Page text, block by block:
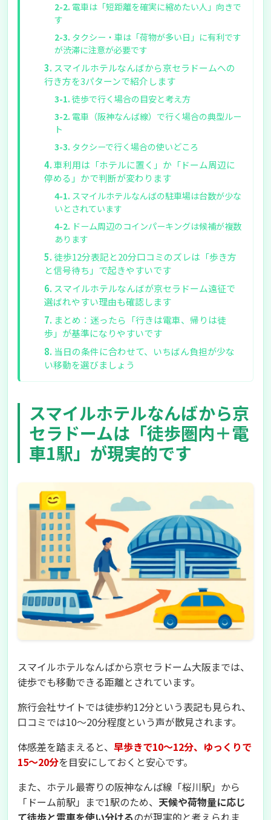
電車は「短距離を確実に縮めたい人」向きで
す
タクシー・車は「荷物が多い日」に有利です
が渋滞に注意が必要です
スマイルホテルなんばから京セラドームへの
行き方を3パターンで紹介します
徒歩で行く場合の目安と考え方
電車（阪神なんば線）で行く場合の典型ルー
ト
タクシーで行く場合の使いどころ
車利用は「ホテルに置く」か「ドーム周辺に
停める」かで判断が変わります
スマイルホテルなんばの駐車場は台数が少な
いとされています
ドーム周辺のコインパーキングは候補が複数
あります
徒歩12分表記と20分口コミのズレは「歩き方
と信号待ち」で起きやすいです
スマイルホテルなんばが京セラドーム遠征で
選ばれやすい理由も確認します
まとめ：迷ったら「行きは電車、帰りは徒
歩」が基準になりやすいです
当日の条件に合わせて、いちばん負担が少な
い移動を選びましょう
スマイルホテルなんばから京
セラドームは「徒歩圏内＋電
車1駅」が現実的です
スマイルホテルなんばから京セラドーム大阪までは、
徒歩でも移動できる距離とされています。
旅行会社サイトでは徒歩約12分という表記も見られ、
口コミでは10〜20分程度という声が散見されます。
体感差を踏まえると、 早歩きで10〜12分、ゆっくりで
15〜20分を目安にしておくと安心です。
また、ホテル最寄りの阪神なんば線「桜川駅」から
「ドーム前駅」まで1駅のため、 天候や荷物量に応じ
て徒歩と電車を使い分けるのが現実的と考えられま